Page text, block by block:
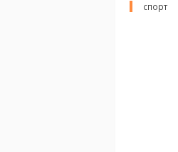
спорт